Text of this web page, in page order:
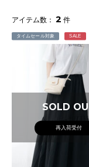
アイテム数： 2 件
タイムセール対象 SALE
SOLD
再入荷受付